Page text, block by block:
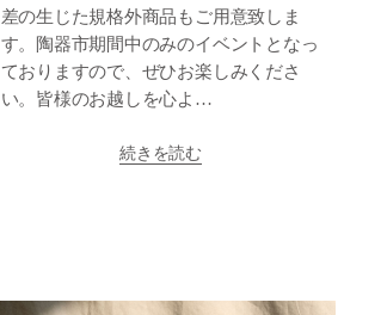
差の生じた規格外商品もご用意致しま
す。陶器市期間中のみのイベントとなっ
ておりますので、ぜひお楽しみくださ
い。皆様のお越しを心よ…
続きを読む